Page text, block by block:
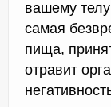
вашему
самая
пища,
отравит